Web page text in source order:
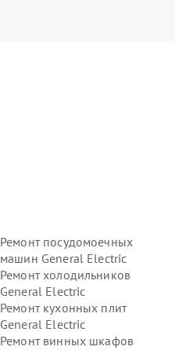
Ремонт посудомоечных
машин General Electric
Ремонт холодильников
General Electric
Ремонт кухонных плит
General Electric
Ремонт винных шкафов